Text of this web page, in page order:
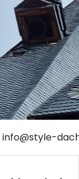
info@style-